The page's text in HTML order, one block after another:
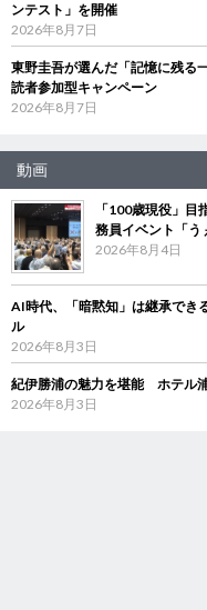
ンテスト」を開催
2026年8月7日
東野圭吾が選んだ「記憶に残
読者参加型キャンペーン
2026年8月7日
動画
「100歳現役」
務員イベント「う
2026年8月4日
AI時代、「暗黙知」は継承で
ル
2026年8月3日
紀伊勝浦の魅力を堪能 ホテル
2026年8月3日